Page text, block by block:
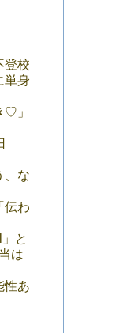
登校
単身
♡」
、な
伝わ
と
は
性あ